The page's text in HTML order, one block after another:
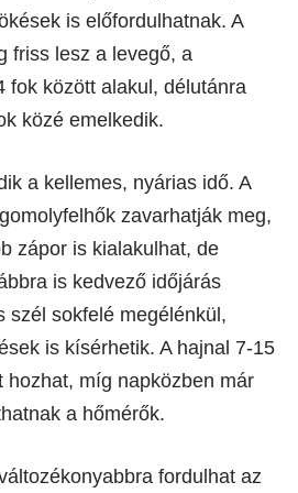
is előfordulhatnak. A
friss lesz a levegő, a
fok között alakul, délutánra
közé emelkedik.
a kellemes, nyárias idő. A
zavarhatják meg,
zápor is kialakulhat, de
is kedvező időjárás
szél sokfelé megélénkül,
is kísérhetik. A hajnal 7-15
hozhat, míg napközben már
a hőmérők.
fordulhat az